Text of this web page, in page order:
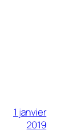
1 janvier
2019